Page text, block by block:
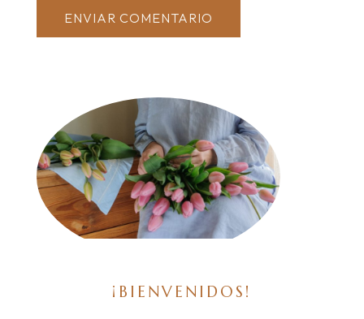
ENVIAR COMENTARIO
¡BIENVENIDOS!